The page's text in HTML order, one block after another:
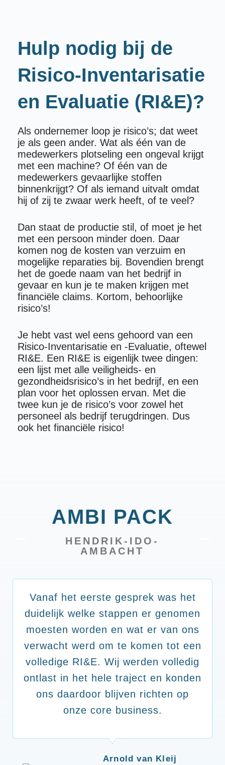
Hulp nodig bij de
Risico-Inventarisatie
en Evaluatie (RI&E)?
Als ondernemer loop je risico’s; dat weet
je als geen ander. Wat als één van de
medewerkers plotseling een ongeval krijgt
met een machine? Of één van de
medewerkers gevaarlijke stoffen
binnenkrijgt? Of als iemand uitvalt omdat
hij of zij te zwaar werk heeft, of te veel?
Dan staat de productie stil, of moet je het
met een persoon minder doen. Daar
komen nog de kosten van verzuim en
mogelijke reparaties bij. Bovendien brengt
het de goede naam van het bedrijf in
gevaar en kun je te maken krijgen met
financiële claims. Kortom, behoorlijke
risico’s!
Je hebt vast wel eens gehoord van een
Risico-Inventarisatie en -Evaluatie, oftewel
RI&E. Een RI&E is eigenlijk twee dingen:
een lijst met alle veiligheids- en
gezondheidsrisico’s in het bedrijf, en een
plan voor het oplossen ervan. Met die
twee kun je de risico’s voor zowel het
personeel als bedrijf terugdringen. Dus
ook het financiële risico!
AMBI PACK
HENDRIK-IDO-
AMBACHT
Vanaf het eerste gesprek was het
duidelijk welke stappen er genomen
moesten worden en wat er van ons
verwacht werd om te komen tot een
volledige RI&E. Wij werden volledig
ontlast in het hele traject en konden
ons daardoor blijven richten op
onze core business.
Arnold van Kleij